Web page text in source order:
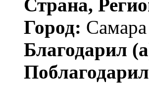
Страна,
Город: Самара
Благодарил